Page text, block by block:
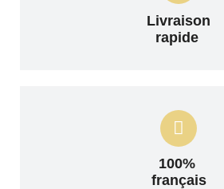
Livraison
rapide
100%
français